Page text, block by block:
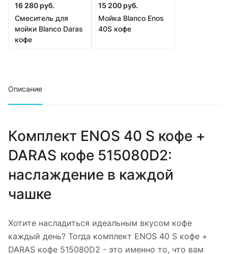
16 280 руб.
Смеситель для
мойки Blanco Daras
кофе
15 200 руб.
Мойка Blanco Enos
40S кофе
Описание
Комплект ENOS 40 S кофе +
DARAS кофе 515080D2:
наслаждение в каждой
чашке
Хотите насладиться идеальным вкусом кофе
каждый день? Тогда комплект ENOS 40 S кофе +
DARAS кофе 515080D2 - это именно то, что вам